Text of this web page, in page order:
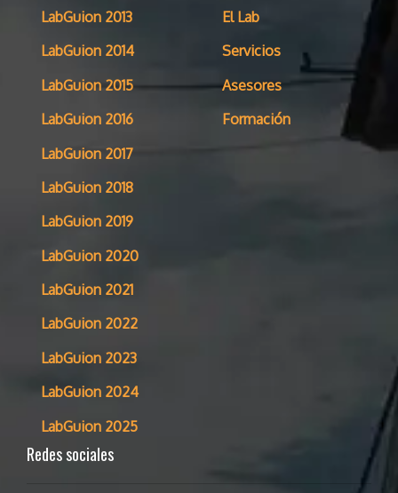
LabGuion 2013
LabGuion 2014
LabGuion 2015
LabGuion 2016
LabGuion 2017
LabGuion 2018
LabGuion 2019
LabGuion 2020
LabGuion 2021
LabGuion 2022
LabGuion 2023
LabGuion 2024
LabGuion 2025
El Lab
Servicios
Asesores
Formación
Redes sociales